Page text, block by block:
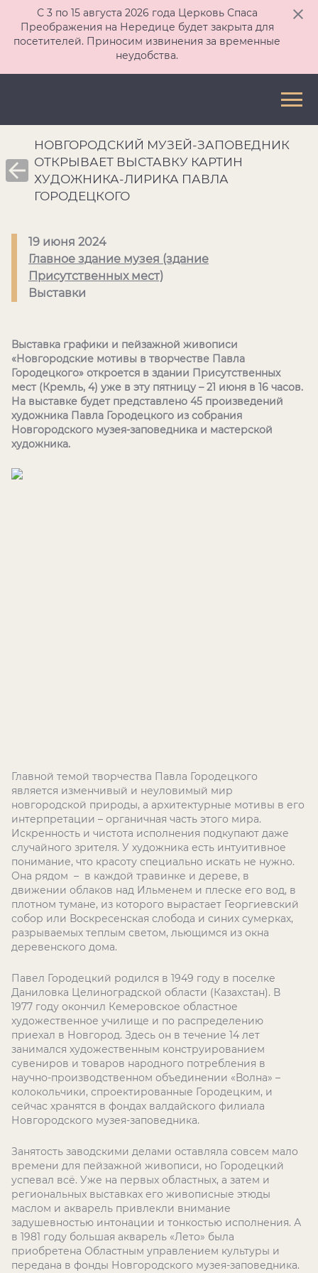
С 3 по 15 августа 2026 года Церковь Спаса
Преображения на Нередице будет закрыта для
посетителей. Приносим извинения за временные
неудобства.
НОВГОРОДСКИЙ МУЗЕЙ-ЗАПОВЕДНИК
ОТКРЫВАЕТ ВЫСТАВКУ КАРТИН
ХУДОЖНИКА-ЛИРИКА ПАВЛА
ГОРОДЕЦКОГО
19 июня 2024
Главное здание музея (здание
Присутственных мест)
Выставки
Выставка графики и пейзажной живописи
«Новгородские мотивы в творчестве Павла
Городецкого» откроется в здании Присутственных
мест (Кремль, 4) уже в эту пятницу – 21 июня в 16 часов.
На выставке будет представлено 45 произведений
художника Павла Городецкого из собрания
Новгородского музея-заповедника и мастерской
художника.
Главной темой творчества Павла Городецкого
является изменчивый и неуловимый мир
новгородской природы, а архитектурные мотивы в его
интерпретации – органичная часть этого мира.
Искренность и чистота исполнения подкупают даже
случайного зрителя. У художника есть интуитивное
понимание, что красоту специально искать не нужно.
Она рядом – в каждой травинке и дереве, в
движении облаков над Ильменем и плеске его вод, в
плотном тумане, из которого вырастает Георгиевский
собор или Воскресенская слобода и синих сумерках,
разрываемых теплым светом, льющимся из окна
деревенского дома.
Павел Городецкий родился в 1949 году в поселке
Даниловка Целиноградской области (Казахстан). В
1977 году окончил Кемеровское областное
художественное училище и по распределению
приехал в Новгород. Здесь он в течение 14 лет
занимался художественным конструированием
сувениров и товаров народного потребления в
научно-производственном объединении «Волна» –
колокольчики, спроектированные Городецким, и
сейчас хранятся в фондах валдайского филиала
Новгородского музея-заповедника.
Занятость заводскими делами оставляла совсем мало
времени для пейзажной живописи, но Городецкий
успевал всё. Уже на первых областных, а затем и
региональных выставках его живописные этюды
маслом и акварель привлекли внимание
задушевностью интонации и тонкостью исполнения. А
в 1981 году большая акварель «Лето» была
приобретена Областным управлением культуры и
передана в фонды Новгородского музея-заповедника.